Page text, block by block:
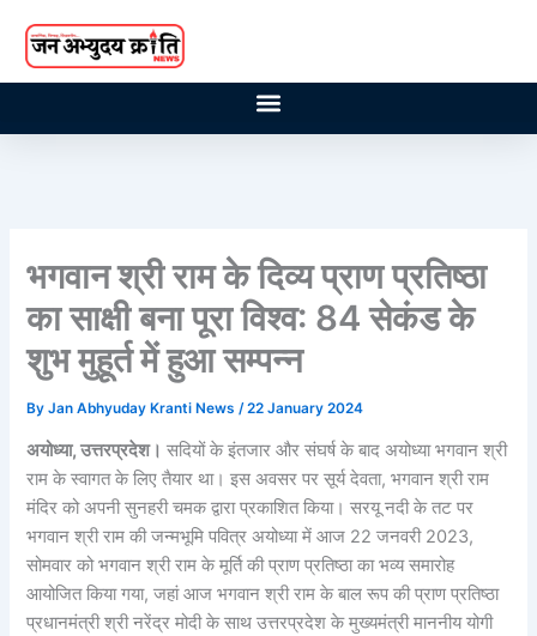
content
भगवान श्री राम के दिव्य प्राण प्रतिष्ठा
का साक्षी बना पूरा विश्व: 84 सेकंड के
शुभ मुहूर्त में हुआ सम्पन्न
ByJan Abhyuday Kranti News /22 January 2024
अयोध्या, उत्तरप्रदेश। सदियों के इंतजार और संघर्ष के बाद अयोध्या भगवान श्री
राम के स्वागत के लिए तैयार था। इस अवसर पर सूर्य देवता, भगवान श्री राम
मंदिर को अपनी सुनहरी चमक द्वारा प्रकाशित किया। सरयू नदी के तट पर
भगवान श्री राम की जन्मभूमि पवित्र अयोध्या में आज 22 जनवरी 2023,
सोमवार को भगवान श्री राम के मूर्ति की प्राण प्रतिष्ठा का भव्य समारोह
आयोजित किया गया, जहां आज भगवान श्री राम के बाल रूप की प्राण प्रतिष्ठा
प्रधानमंत्री श्री नरेंद्र मोदी के साथ उत्तरप्रदेश के मुख्यमंत्री माननीय योगी